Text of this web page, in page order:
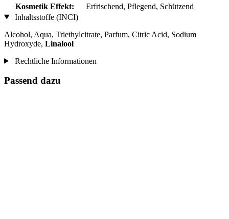
Kosmetik Effekt:
Erfrischend, Pflegend, Schützend
Inhaltsstoffe (INCI)
Alcohol, Aqua, Triethylcitrate, Parfum, Citric Acid, Sodium
Hydroxyde, Linalool
Rechtliche Informationen
Passend dazu